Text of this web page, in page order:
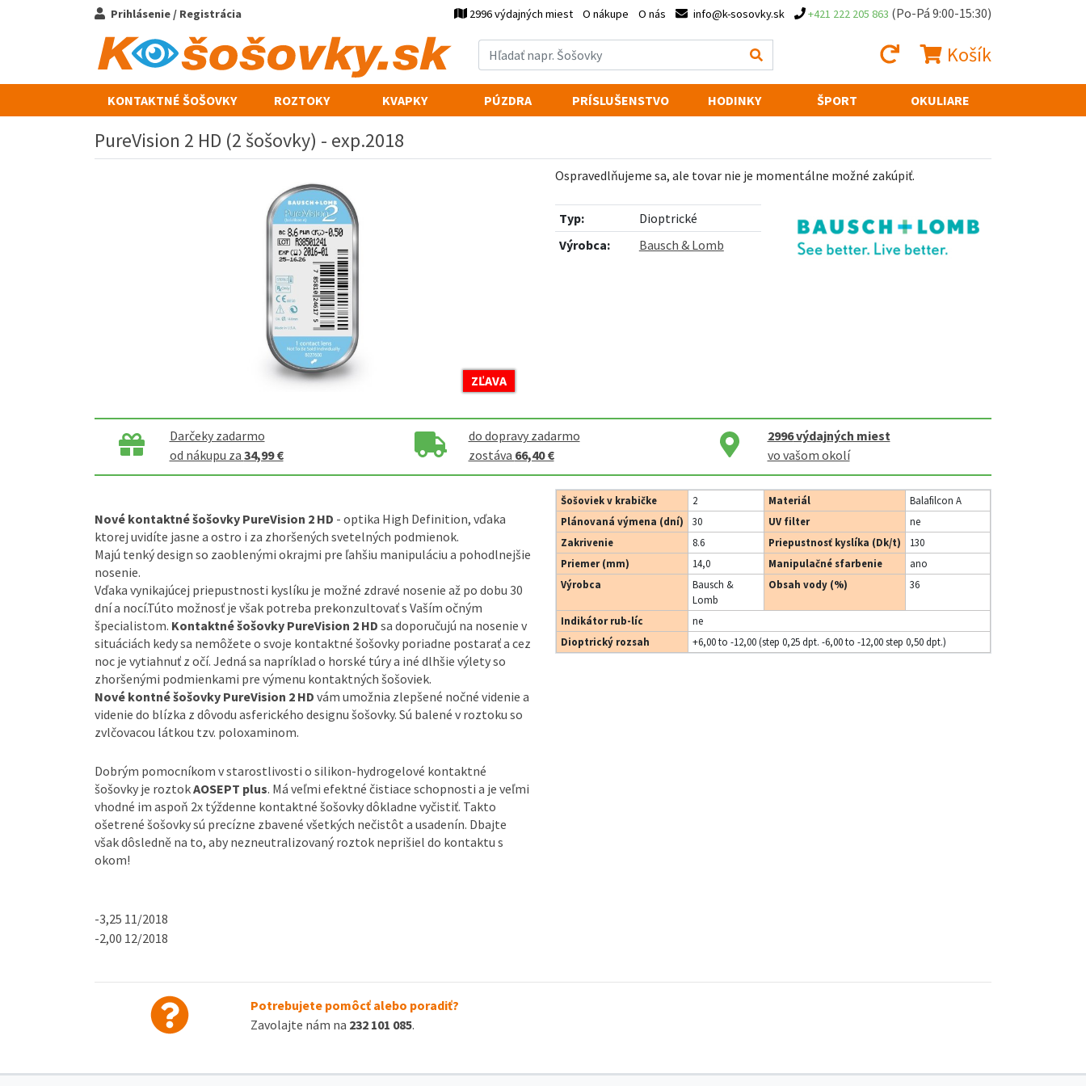
Prihlásenie / Registrácia 2996 výdajných miest O nákupe O nás info@k-sosovky.sk +421 222 205 863 (Po-Pá 9:00-15:30)
Košík
KONTAKTNÉ ŠOŠOVKY ROZTOKY KVAPKY PÚZDRA PRÍSLUŠENSTVO HODINKY ŠPORT OKULIARE
PureVision 2 HD (2 šošovky) - exp.2018
ZĽAVA
Ospravedlňujeme sa, ale tovar nie je momentálne možné zakúpiť.
Typ:
Dioptrické
Výrobca:
Bausch & Lomb
Darčeky zadarmo
od nákupu za 34,99 €
do dopravy zadarmo
zostáva 66,40 €
2996výdajných miest
vo vašom okolí
Nové kontaktné šošovky PureVision 2 HD - optika High Definition, vďaka
ktorej uvidíte jasne a ostro i za zhoršených svetelných podmienok.
Majú tenký design so zaoblenými okrajmi pre ľahšiu manipuláciu a pohodlnejšie
nosenie.
Vďaka vynikajúcej priepustnosti kyslíku je možné zdravé nosenie až po dobu 30
dní a nocí.Túto možnosť je však potreba prekonzultovať s Vaším očným
špecialistom. Kontaktné šošovky PureVision 2 HD sa doporučujú na nosenie v
situáciách kedy sa nemôžete o svoje kontaktné šošovky poriadne postarať a cez
noc je vytiahnuť z očí. Jedná sa napríklad o horské túry a iné dlhšie výlety so
zhoršenými podmienkami pre výmenu kontaktných šošoviek.
Nové kontné šošovky PureVision 2 HD vám umožnia zlepšené nočné videnie a
videnie do blízka z dôvodu asferického designu šošovky. Sú balené v roztoku so
zvlčovacou látkou tzv. poloxaminom.
Dobrým pomocníkom v starostlivosti o silikon-hydrogelové kontaktné
šošovky je roztokAOSEPT plus. Má veľmi efektné čistiace schopnosti a je veľmi
vhodné im aspoň 2x týždenne kontaktné šošovky dôkladne vyčistiť. Takto
ošetrené šošovky sú precízne zbavené všetkých nečistôt a usadenín. Dbajte
však dôsledně na to, aby nezneutralizovaný roztok neprišiel do kontaktu s
okom!
-3,25 11/2018
-2,00 12/2018
Šošoviek v krabičke 2 Materiál
Balafilcon A
Plánovaná výmena (dní)
30 UV filter
ne
Zakrivenie
8.6 Priepustnosť kyslíka (Dk/t)
130
Priemer (mm)
14,0 Manipulačné sfarbenie
ano
Výrobca
Bausch &
Lomb
Obsah vody (%) 36
Indikátor rub-líc
ne
Dioptrický rozsah
+6,00 to -12,00 (step 0,25 dpt. -6,00 to -12,00 step 0,50 dpt.)
Potrebujete pomôcť alebo poradiť?
Zavolajte nám na 232 101 085.